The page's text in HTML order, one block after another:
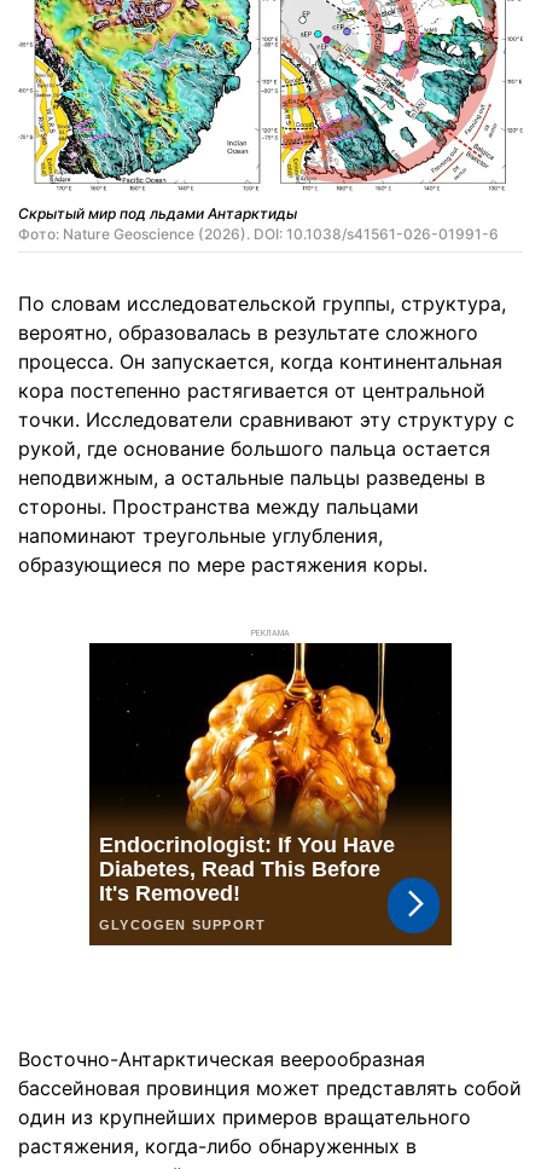
Скрытый мир под льдами Антарктиды
Фото: Nature Geoscience (2026). DOI: 10.1038/s41561-026-01991-6
По словам исследовательской группы, структура,
вероятно, образовалась в результате сложного
процесса. Он запускается, когда континентальная
кора постепенно растягивается от центральной
точки. Исследователи сравнивают эту структуру с
рукой, где основание большого пальца остается
неподвижным, а остальные пальцы разведены в
стороны. Пространства между пальцами
напоминают треугольные углубления,
образующиеся по мере растяжения коры.
РЕКЛАМА
Восточно-Антарктическая веерообразная
бассейновая провинция может представлять собой
один из крупнейших примеров вращательного
растяжения, когда-либо обнаруженных в